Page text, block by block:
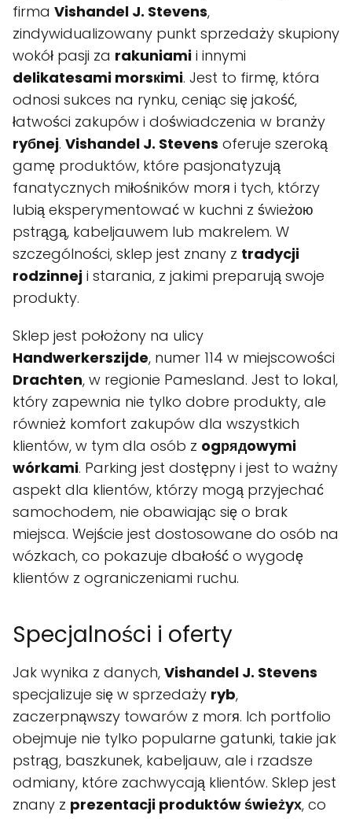
firma Vishandel J. Stevens,
zindywidualizowany punkt sprzedaży skupiony
wokół pasji za rakuniami i innymi
delikatesami morsкimi. Jest to firmę, która
odnosi sukces na rynku, ceniąc się jakość,
łatwości zakupów i doświadczenia w branży
ryбnej. Vishandel J. Stevens oferuje szeroką
gamę produktów, które pasjonatyzują
fanatycznych miłośników morя i tych, którzy
lubią eksperymentować w kuchni z świeżою
pstrągą, kabeljauwem lub makrelem. W
szczególności, sklep jest znany z tradycji
rodzinnej i starania, z jakimi preparują swoje
produkty.
Sklep jest położony na ulicy
Handwerkerszijde, numer 114 w miejscowości
Drachten, w regionie Pamesland. Jest to lokal,
który zapewnia nie tylko dobre produkty, ale
również komfort zakupów dla wszystkich
klientów, w tym dla osób z ogрядowymi
wórkami. Parking jest dostępny i jest to ważny
aspekt dla klientów, którzy mogą przyjechać
samochodem, nie obawiając się o brak
miejsca. Wejście jest dostosowane do osób na
wózkach, co pokazuje dbałość o wygodę
klientów z ograniczeniami ruchu.
Specjalności i oferty
Jak wynika z danych, Vishandel J. Stevens
specjalizuje się w sprzedaży ryb,
zaczerpnąwszy towarów z morя. Ich portfolio
obejmuje nie tylko popularne gatunki, takie jak
pstrąg, baszkunek, kabeljauw, ale i rzadsze
odmiany, które zachwycają klientów. Sklep jest
znany z prezentacji produktów świeżyх, co